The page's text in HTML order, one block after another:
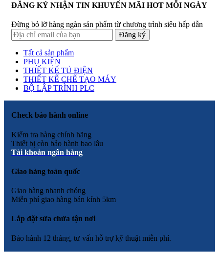
ĐĂNG KÝ NHẬN TIN KHUYẾN MÃI HOT MỖI NGÀY
Đừng bỏ lỡ hàng ngàn sản phẩm từ chương trình siêu hấp dẫn
Tất cả sản phẩm
PHỤ KIỆN
THIẾT KẾ TỦ ĐIỆN
THIẾT KẾ CHẾ TẠO MÁY
BỘ LẬP TRÌNH PLC
Check bảo hành online
Kiểm tra hàng chính hãng
Thiết bị còn bảo hành bao lâu
Tài khoản ngân hàng
Giao hàng toàn quốc
Giao hàng nhanh chóng
Miễn phí giao hàng bán kính 5km
Lắp đặt sửa chửa tận nơi
Bảo hành 12 tháng, tư vấn hỗ trợ kỹ thuật miễn phí.